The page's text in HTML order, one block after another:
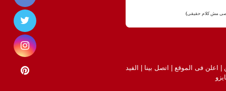
مش كلام حقيقى)
| اعلن فى الموقع | اتصل بينا | الفيد